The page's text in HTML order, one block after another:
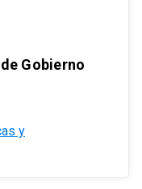
Gobierno
y